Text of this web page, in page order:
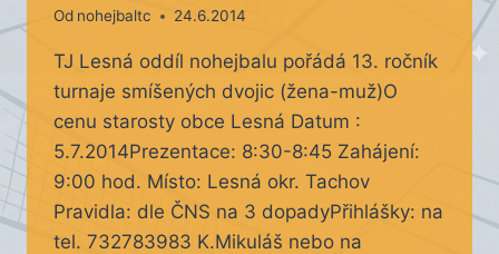
Od nohejbaltc 24.6.2014
TJ Lesná oddíl nohejbalu pořádá 13. ročník
turnaje smíšených dvojic (žena-muž)O
cenu starosty obce Lesná Datum :
5.7.2014Prezentace: 8:30-8:45 Zahájení:
9:00 hod. Místo: Lesná okr. Tachov
Pravidla: dle ČNS na 3 dopadyPřihlášky: na
tel. 732783983 K.Mikuláš nebo na